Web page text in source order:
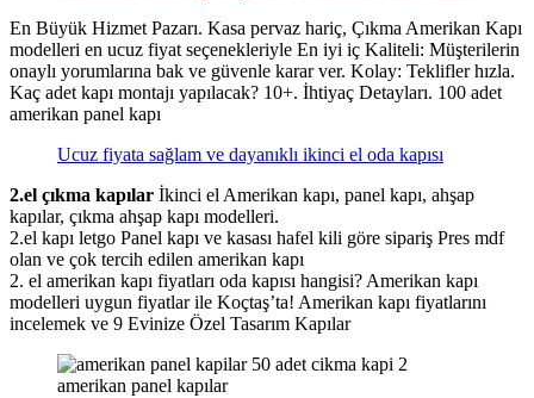
En Büyük Hizmet Pazarı. Kasa pervaz hariç, Çıkma Amerikan Kapı
modelleri en ucuz fiyat seçenekleriyle En iyi iç Kaliteli: Müşterilerin
onaylı yorumlarına bak ve güvenle karar ver. Kolay: Teklifler hızla.
Kaç adet kapı montajı yapılacak? 10+. İhtiyaç Detayları. 100 adet
amerikan panel kapı
Ucuz fiyata sağlam ve dayanıklı ikinci el oda kapısı
2.el çıkma kapılar İkinci el Amerikan kapı, panel kapı, ahşap
kapılar, çıkma ahşap kapı modelleri.
2.el kapı letgo Panel kapı ve kasası hafel kili göre sipariş Pres mdf
olan ve çok tercih edilen amerikan kapı
2. el amerikan kapı fiyatları oda kapısı hangisi? Amerikan kapı
modelleri uygun fiyatlar ile Koçtaş’ta! Amerikan kapı fiyatlarını
incelemek ve 9 Evinize Özel Tasarım Kapılar
amerikan panel kapılar